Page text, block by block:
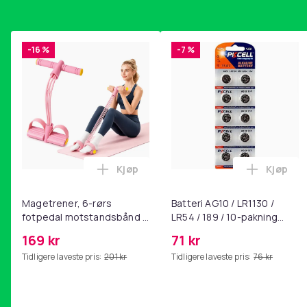
-16 %
Magetrener, 6-rørs
fotpedal motstandsbånd -
yoga og
hjemmegymnastikk Pink
169 kr
Tidligere laveste pris: 201 kr
Legg Magetrener, 6-rørs fotpedal
Kjøp
-7 %
Batteri AG10 / LR1130 /
LR54 / 189 / 10-pakning
71 kr
Tidligere laveste pris: 76 kr
Legg
Kjøp